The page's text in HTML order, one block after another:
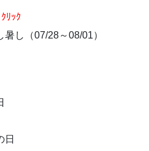
ﾘｯｸ
し（07/28～08/01）
日